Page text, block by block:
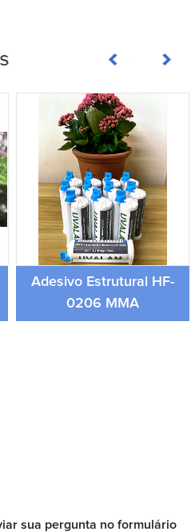
Adesivo Estrutural HF-
0206 MMA
sua pergunta no formulário